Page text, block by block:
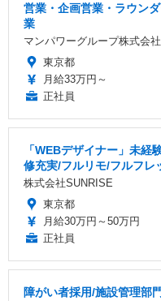
営業・企画営業・ラウン
業
マンパワーグループ株式会社
東京都
月給33万円～
正社員
「WEBデザイナー」未
修充実/フルリモ/フルフレ
株式会社SUNRISE
東京都
月給30万円～50万円
正社員
障がい者採用/施設管理部